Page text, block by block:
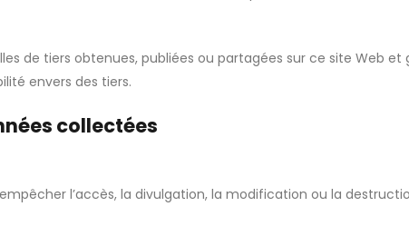
de tiers obtenues, publiées ou partagées sur ce site Web
envers des tiers.
collectées
l’accès, la divulgation, la modification ou la